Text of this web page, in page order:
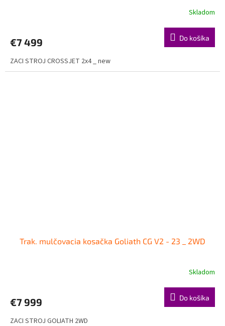
Skladom
€7 499 Do košíka
ZACI STROJ CROSSJET 2x4 _ new
Trak. mulčovacia kosačka Goliath CG V2 - 23 _ 2WD
Skladom
€7 999 Do košíka
ZACI STROJ GOLIATH 2WD